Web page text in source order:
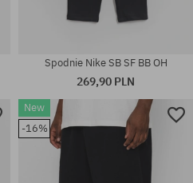
Dostępne rozmiary:
M; L; XL
Spodnie Nike SB SF BB OH
269,90 PLN
New
-16%